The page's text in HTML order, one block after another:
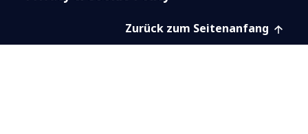
Zurück zum Seitenanfang